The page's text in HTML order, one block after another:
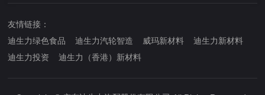
友情链接：
迪生力绿色食品
迪生力汽轮智造 威玛新材料
迪生力新材料
迪生力投资
迪生力（香港）新材料